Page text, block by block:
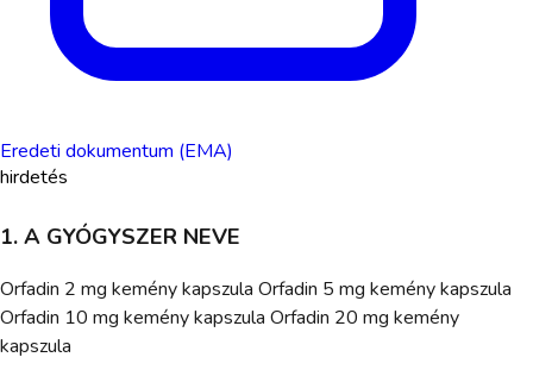
Eredeti dokumentum (EMA)
hirdetés
1. A GYÓGYSZER NEVE
Orfadin 2 mg kemény kapszula Orfadin 5 mg kemény kapszula
Orfadin 10 mg kemény kapszula Orfadin 20 mg kemény
kapszula